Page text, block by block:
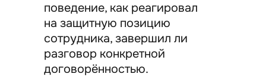
поведение, как реагировал
на защитную позицию
сотрудника, завершил ли
разговор конкретной
договорённостью.